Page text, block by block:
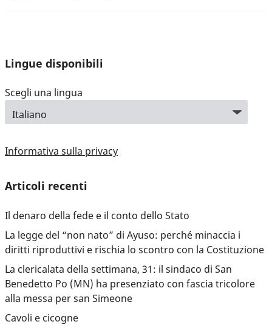
Lingue disponibili
Scegli una lingua
Informativa sulla privacy
Articoli recenti
Il denaro della fede e il conto dello Stato
La legge del “non nato” di Ayuso: perché minaccia i
diritti riproduttivi e rischia lo scontro con la Costituzione
La clericalata della settimana, 31: il sindaco di San
Benedetto Po (MN) ha presenziato con fascia tricolore
alla messa per san Simeone
Cavoli e cicogne